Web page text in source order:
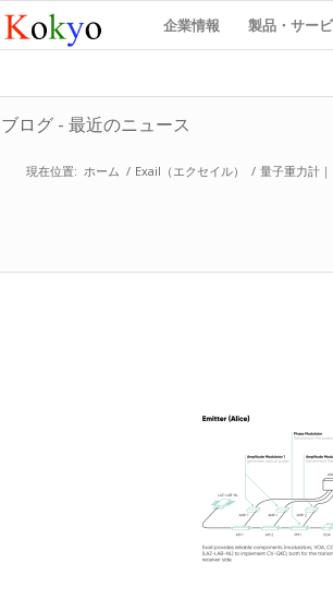
企業情報 製品・サー
ブログ - 最近のニュース
現在位置: ホーム / Exail（エクセイル） / 量子重力計